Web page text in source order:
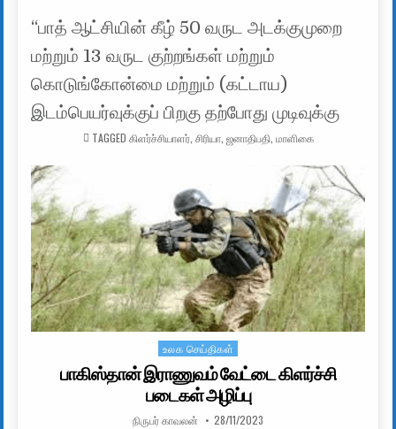
“பாத் ஆட்சியின் கீழ் 50 வருட அடக்குமுறை
மற்றும் 13 வருட குற்றங்கள் மற்றும்
கொடுங்கோன்மை மற்றும் (கட்டாய)
இடம்பெயர்வுக்குப் பிறகு தற்போது முடிவுக்கு
TAGGED கிளர்ச்சியாளர், சிரியா, ஜனாதிபதி மாளிகை
Posted in
உலக செய்திகள்
பாகிஸ்தான் இராணுவம் வேட்டை கிளர்ச்சி
படைகள் அழிப்பு
AUTHOR:
நிருபர் காவலன் PUBLISHED DATE:
28/11/2023